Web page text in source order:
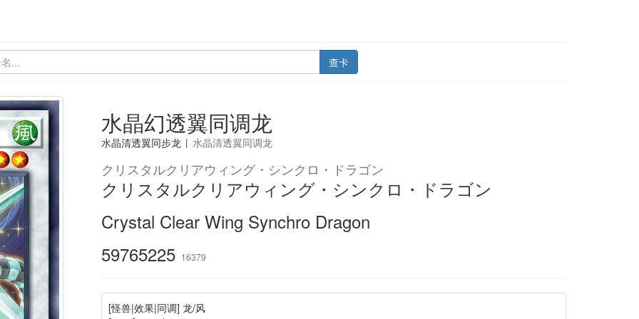
查卡
水晶幻透翼同调龙
水晶清透翼同步龙 | 水晶清透翼同调龙
クリスタルクリアウィング・シンクロ・ドラゴン
クリスタルクリアウィング・シンクロ・ドラゴン
Crystal Clear Wing Synchro Dragon
59765225 16379
[怪兽|效果|同调] 龙/风